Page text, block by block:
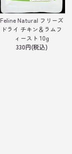
Feline Natural フリーズ
ドライ チキン＆ラムフ
ィースト 10g
330円(税込)